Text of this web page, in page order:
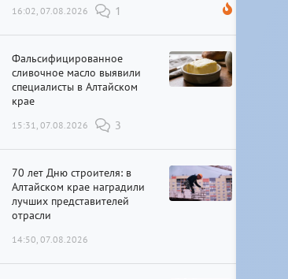
16:02, 07.08.2026 1
Фальсифицированное
сливочное масло выявили
специалисты в Алтайском
крае
15:31, 07.08.2026 3
70 лет Дню строителя: в
Алтайском крае наградили
лучших представителей
отрасли
14:50, 07.08.2026